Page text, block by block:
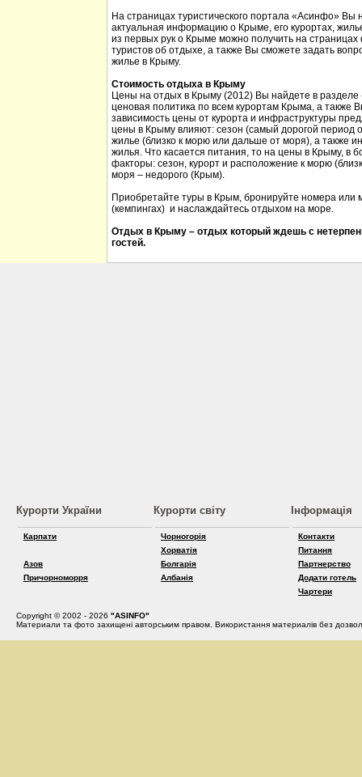
На страницах туристического портала «Асинфо» Вы
актуальная информацию о Крыме, его курортах,
из первых рук о Крыме можно получить на
туристов об отдыхе, а также Вы сможете задать
жилье в Крыму.
Стоимость отдыха в Крыму
Цены на отдых в Крыму (2012) Вы найдете в разделе
ценовая политика по всем курортам Крыма, а также
зависимость цены от курорта и инфраструктуры
цены в Крыму влияют: сезон (самый дорогой период
жилье (близко к морю или дальше от моря), а также
жилья. Что касается питания, то на цены в Крыму, в
факторы: сезон, курорт и расположение к морю
моря – недорого (Крым).
Приобретайте туры в Крым, бронируйте номера или
(кемпингах) и наслаждайтесь отдыхом на море.
Отдых в Крыму – отдых который ждешь с
гостей.
Курорти України
Карпати
Азов
Причорноморря
Курорти світу
Чорногорія
Хорватія
Болгарія
Албанія
Інформація
Контакти
Питання
Партнерство
Додати готель
Чартери
Copyright © 2002 - 2026 "ASINFO"
Материали та фото захищені авторським правом. Використання материалів без